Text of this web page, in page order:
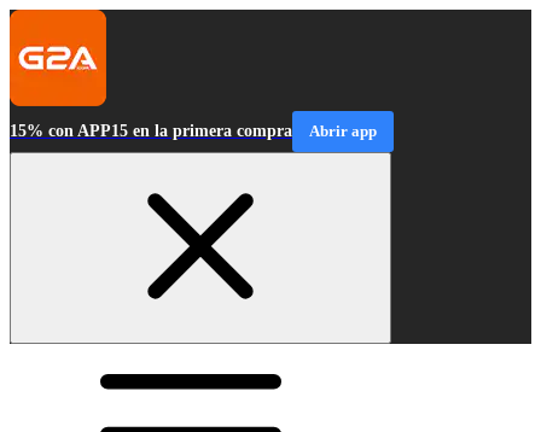
15% con APP15 en la primera compra Abrir app